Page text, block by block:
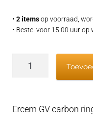
• 2 itemsop voorraad,
• Bestel voor 15:00 uur op
Ø40/41
Ercem GV carbon